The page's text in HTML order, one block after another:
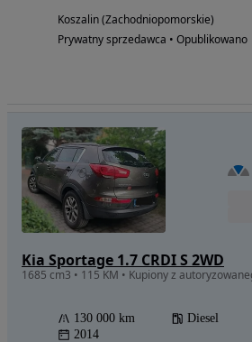
Koszalin (Zachodniopomorskie)
Prywatny sprzedawca • Opublikowano
Kia Sportage 1.7 CRDI S 2WD
130 000 km Diesel
2014